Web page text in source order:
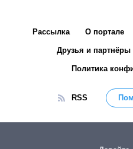
Рассылка О портале
Друзья и партнёры
Политика
RSS